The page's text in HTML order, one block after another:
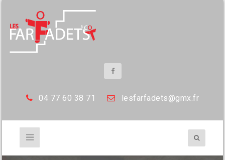
04 77 60 38 71 lesfarfadets@gmx.fr